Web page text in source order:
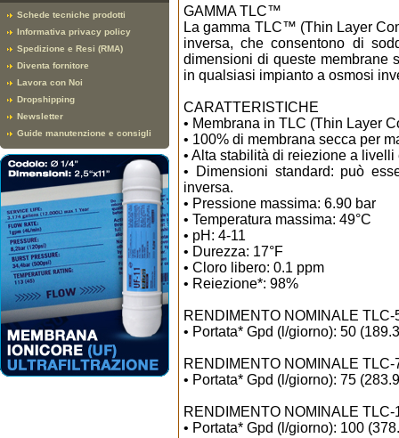
Schede tecniche prodotti
Informativa privacy policy
Spedizione e Resi (RMA)
Diventa fornitore
Lavora con Noi
Dropshipping
Newsletter
Guide manutenzione e consigli
GAMMA TLC™
La gamma TLC™ (Thin Layer
inversa, che consentono di
dimensioni di queste membrane
in qualsiasi impianto a osmosi
CARATTERISTICHE
• Membrana in TLC (Thin Layer
• 100% di membrana secca per
• Alta stabilità di reiezione a
• Dimensioni standard: può
inversa.
• Pressione massima: 6.90 bar
• Temperatura massima: 49°C
• pH: 4-11
• Durezza: 17°F
• Cloro libero: 0.1 ppm
• Reiezione*: 98%
RENDIMENTO NOMINALE TLC-
• Portata* Gpd (l/giorno): 50
RENDIMENTO NOMINALE TLC-
• Portata* Gpd (l/giorno): 75
RENDIMENTO NOMINALE TLC-
• Portata* Gpd (l/giorno): 100